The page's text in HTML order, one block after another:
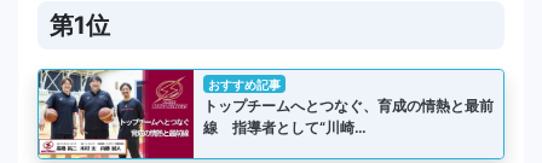
第1位
おすすめ記事
トップチームへとつなぐ、育成の情熱と最前
線 指導者として“川崎…